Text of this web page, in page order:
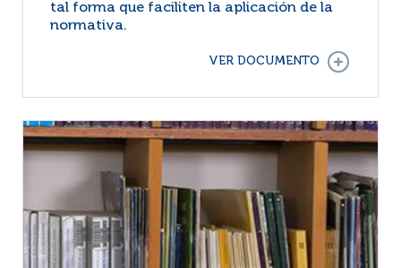
tal forma que faciliten la aplicación de la
normativa.
VER DOCUMENTO